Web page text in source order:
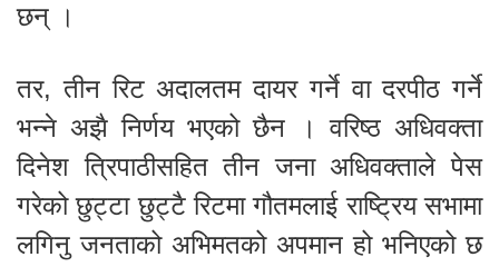
छन् ।
तर, तीन रिट अदालतम दायर गर्ने वा दरपीठ गर्ने
भन्ने अझै निर्णय भएको छैन । वरिष्ठ अधिवक्ता
दिनेश त्रिपाठीसहित तीन जना अधिवक्ताले पेस
गरेको छुट्टा छुट्टै रिटमा गौतमलाई राष्ट्रिय सभामा
लगिनु जनताको अभिमतको अपमान हो भनिएको छ